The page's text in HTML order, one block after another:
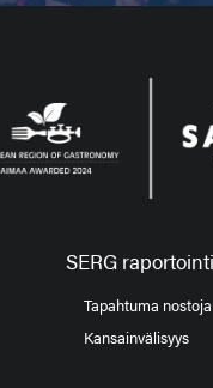
SERG raportointi
Tapahtuma nostoja
Kansainvälisyys